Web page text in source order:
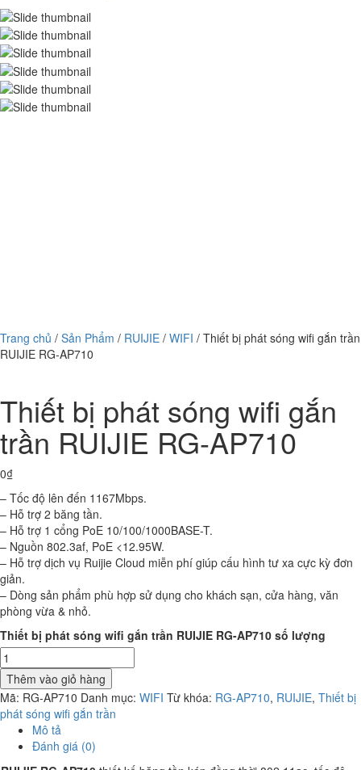
Trang chủ / Sản Phẩm / RUIJIE / WIFI / Thiết bị phát sóng wifi gắn trần
RUIJIE RG-AP710
Thiết bị phát sóng wifi gắn
trần RUIJIE RG-AP710
0₫
– Tốc độ lên đến 1167Mbps.
– Hỗ trợ 2 băng tần.
– Hỗ trợ 1 cổng PoE 10/100/1000BASE-T.
– Nguồn 802.3af, PoE <12.95W.
– Hỗ trợ dịch vụ Ruijie Cloud miễn phí giúp cấu hình tư xa cực kỳ đơn
giản.
– Dòng sản phẩm phù hợp sử dụng cho khách sạn, cửa hàng, văn
phòng vừa & nhỏ.
Thiết bị phát sóng wifi gắn trần RUIJIE RG-AP710 số lượng
Thêm vào giỏ hàng
Mã: RG-AP710 Danh mục: WIFI Từ khóa: RG-AP710, RUIJIE, Thiết bị
phát sóng wifi gắn trần
Mô tả
Đánh giá (0)